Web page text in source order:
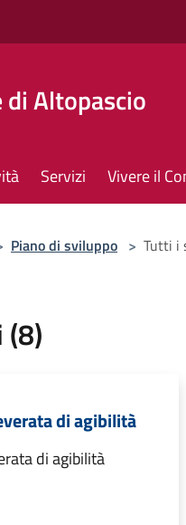
di Altopascio
Servizi Vivere il
Piano di sviluppo > Tutti i
di agibilità
di agibilità